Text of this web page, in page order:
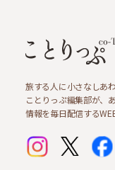
旅する人に小さなしあ
ことりっぷ編集部が、
情報を毎日配信する